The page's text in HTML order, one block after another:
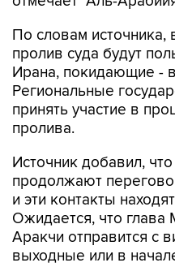
По словам
пролив суда будут
Ирана, покидающие -
Региональные
принять участие в
пролива.
Источник добавил,
продолжают
и эти контакты
Ожидается, что
Аракчи отправится с
выходные или в